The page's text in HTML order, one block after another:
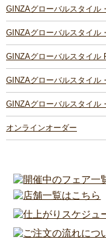
GINZAグローバルスタイル
GINZAグローバルスタイル
GINZAグローバルスタイル
GINZAグローバルスタイル
GINZAグローバルスタイル
オンラインオーダー